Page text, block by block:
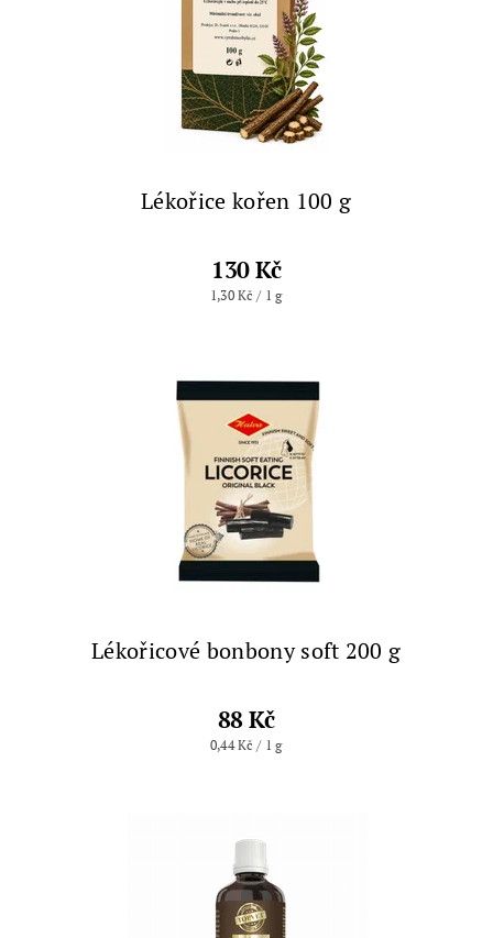
Lékořice kořen 100 g
130 Kč
1,30 Kč / 1 g
Lékořicové bonbony soft 200 g
88 Kč
0,44 Kč / 1 g